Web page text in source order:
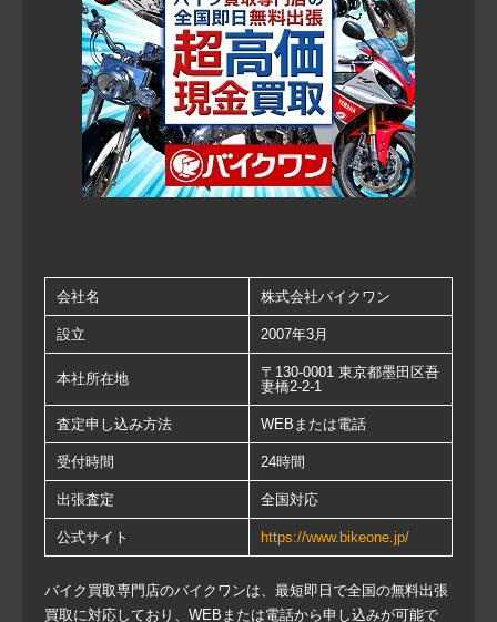
会社名 株式会社バイクワン
設立 2007年3月
本社所在地
〒130-0001 東京都墨田区吾
妻橋2-2-1
査定申し込み方法 WEBまたは電話
受付時間 24時間
出張査定 全国対応
公式サイト https://www.bikeone.jp/
バイク買取専門店のバイクワンは、最短即日で全国の無料出張
買取に対応しており、WEBまたは電話から申し込みが可能で